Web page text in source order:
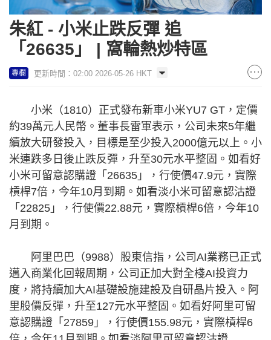
朱紅 - 小米止跌反彈 追
「26635」 | 窩輪熱炒特區
專欄 更新時間：02:00 2026-05-26 HKT
小米（1810）正式發布新車小米YU7 GT，定價
約39萬元人民幣。董事長雷軍表示，公司未來5年繼
續放大研發投入，目標是至少投入2000億元以上。小
米連跌多日後止跌反彈，升至30元水平整固。如看好
小米可留意認購證「26635」，行使價47.9元，實際
槓桿7倍，今年10月到期。如看淡小米可留意認沽證
「22825」，行使價22.88元，實際槓桿6倍，今年10
月到期。
阿里巴巴（9988）股東信指，公司AI業務已正式
邁入商業化回報周期，公司正加大對全棧AI投資力
度，將持續加大AI基礎設施建設及自研晶片投入。阿
里股價反彈，升至127元水平整固。如看好阿里可留
意認購證「27859」，行使價155.98元，實際槓桿6